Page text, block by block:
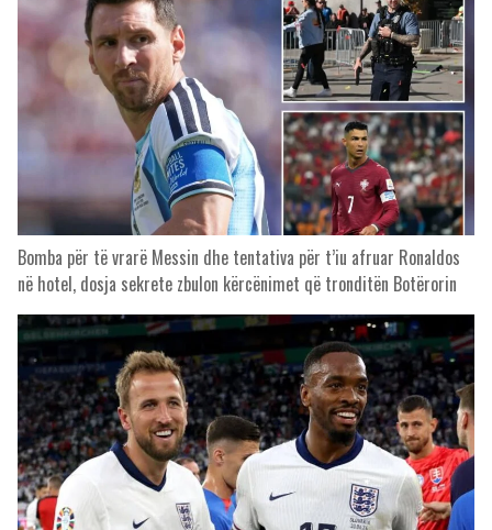
Bomba për të vrarë Messin dhe tentativa për t’iu afruar Ronaldos
në hotel, dosja sekrete zbulon kërcënimet që tronditën Botërorin